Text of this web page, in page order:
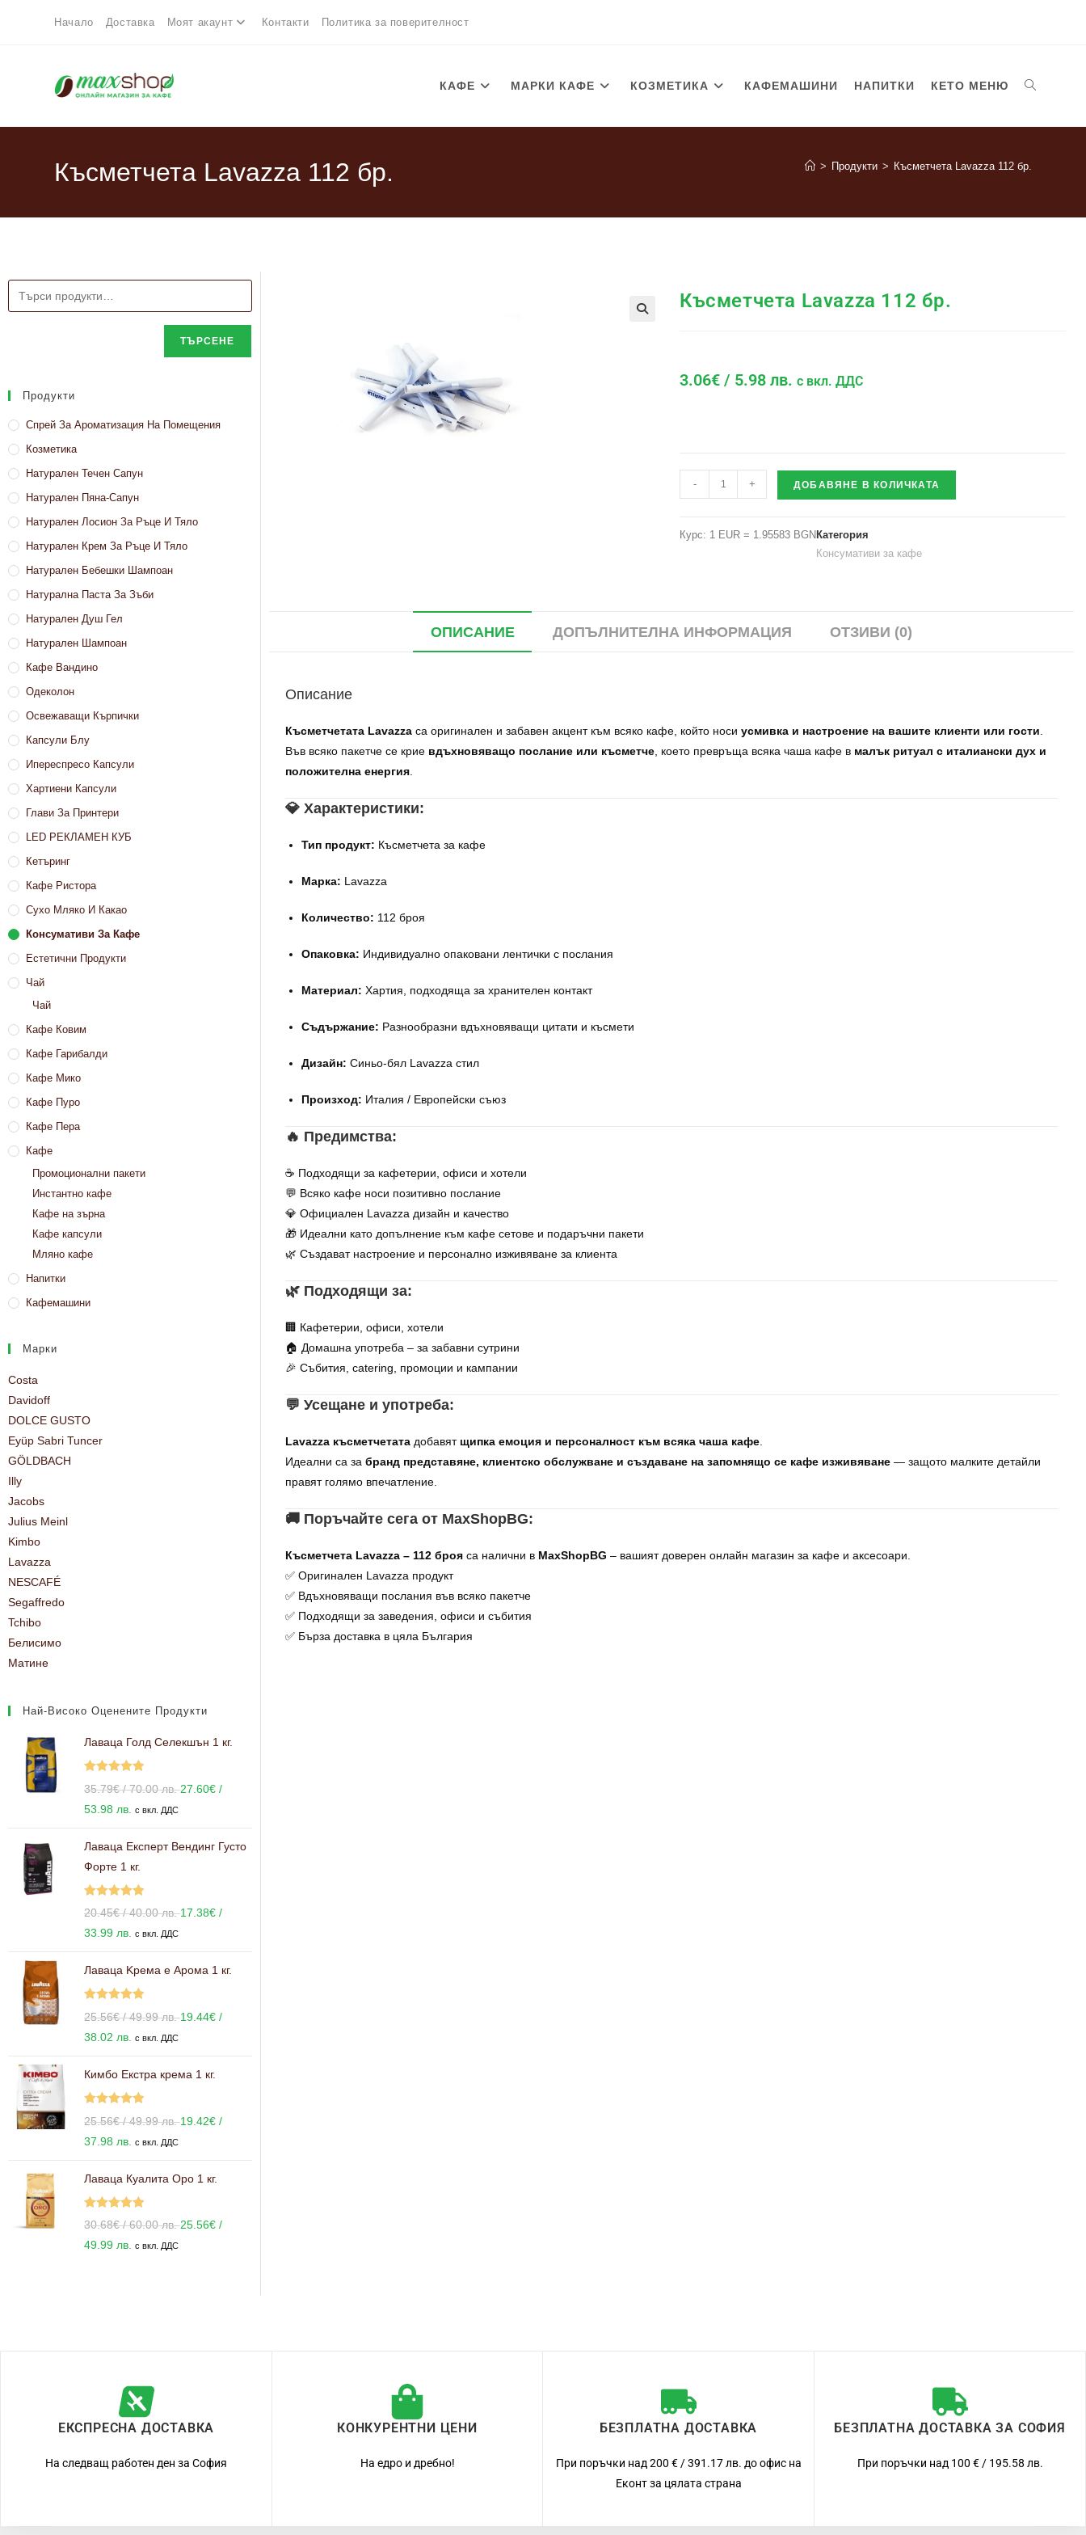
Начало Доставка Моят акаунт Контакти Политика за поверителност
КАФЕ МАРКИ КАФЕ КОЗМЕТИКА КАФЕМАШИНИ НАПИТКИ КЕТО МЕНЮ
Късметчета Lavazza 112 бр. > Продукти > Късметчета Lavazza 112 бр.
ТЪРСЕНЕ
Продукти
Спрей За Ароматизация На Помещения
Козметика
Натурален Течен Сапун
Натурален Пяна-Сапун
Натурален Лосион За Ръце И Тяло
Натурален Крем За Ръце И Тяло
Натурален Бебешки Шампоан
Натурална Паста За Зъби
Натурален Душ Гел
Натурален Шампоан
Кафе Вандино
Одеколон
Освежаващи Кърпички
Капсули Блу
Ипереспресо Капсули
Хартиени Капсули
Глави За Принтери
LED РЕКЛАМЕН КУБ
Кетъринг
Кафе Ристора
Сухо Мляко И Какао
Консумативи За Кафе
Естетични Продукти
Чай
Чай
Кафе Ковим
Кафе Гарибалди
Кафе Мико
Кафе Пуро
Кафе Пера
Кафе
Промоционални пакети
Инстантно кафе
Кафе на зърна
Кафе капсули
Мляно кафе
Напитки
Кафемашини
Марки
Costa
Davidoff
DOLCE GUSTO
Eyüp Sabri Tuncer
GÖLDBACH
Illy
Jacobs
Julius Meinl
Kimbo
Lavazza
NESCAFÉ
Segaffredo
Tchibo
Белисимо
Матине
Най-Високо Оценените Продукти
Лаваца Голд Селекшън 1 кг.
Оценено с
35.79€/ 70.00 лв.27.60€ /
53.98 лв.
с вкл. ДДС
Лаваца Експерт Вендинг Густо
Форте 1 кг.
Оценено с
20.45€/ 40.00 лв.17.38€ /
33.99 лв. с вкл. ДДС
Лаваца Kрема е Арома 1 кг.
Оценено с
25.56€/ 49.99 лв.19.44€ /
38.02 лв.
с вкл. ДДС
Кимбо Екстра крема 1 кг.
Оценено с
25.56€/ 49.99 лв.19.42€ /
37.98 лв.
с вкл. ДДС
Лаваца Куалита Оро 1 кг.
Оценено с
30.68€/ 60.00 лв.25.56€ /
49.99 лв. с вкл. ДДС
Късметчета Lavazza 112 бр.
3.06€ / 5.98 лв.с вкл. ДДС
- + ДОБАВЯНЕ В КОЛИЧКАТА
Курс: 1 EUR = 1.95583 BGN Категория
Консумативи за кафе
ОПИСАНИЕ ДОПЪЛНИТЕЛНА ИНФОРМАЦИЯ ОТЗИВИ (0)
Описание
Късметчетата Lavazzaса оригинален и забавен акцент към всяко кафе, който носи усмивка и настроение на вашите клиенти или гости
Във всяко пакетче се крие вдъхновяващо послание или късметче, което превръща всяка чаша кафе в малък ритуал с италиански дух и
положителна енергия.
💎 Характеристики:
Тип продукт: Късметчета за кафе
Марка: Lavazza
Количество: 112 броя
Опаковка: Индивидуално опаковани лентички с послания
Материал: Хартия, подходяща за хранителен контакт
Съдържание: Разнообразни вдъхновяващи цитати и късмети
Дизайн: Синьо-бял Lavazza стил
Произход: Италия / Европейски съюз
🔥 Предимства:
☕ Подходящи за кафетерии, офиси и хотели
💬 Всяко кафе носи позитивно послание
💎 Официален Lavazza дизайн и качество
🎁 Идеални като допълнение към кафе сетове и подаръчни пакети
🌿 Създават настроение и персонално изживяване за клиента
🌿 Подходящи за:
🏢 Кафетерии, офиси, хотели
🏠 Домашна употреба – за забавни сутрини
🎉 Събития, catering, промоции и кампании
💬 Усещане и употреба:
Lavazza късметчетатадобавят щипка емоция и персоналност към всяка чаша кафе.
Идеални са за бранд представяне, клиентско обслужване и създаване на запомнящо се кафе изживяване— защото малките детайли
правят голямо впечатление.
🚚 Поръчайте сега от MaxShopBG:
Късметчета Lavazza – 112 брояса налични в MaxShopBG – вашият доверен онлайн магазин за кафе и аксесоари.
✅ Оригинален Lavazza продукт
✅ Вдъхновяващи послания във всяко пакетче
✅ Подходящи за заведения, офиси и събития
✅ Бърза доставка в цяла България
ЕКСПРЕСНА ДОСТАВКА
На следващ работен ден за София
КОНКУРЕНТНИ ЦЕНИ
На едро и дребно!
БЕЗПЛАТНА ДОСТАВКА
При поръчки над 200 € / 391.17 лв. до офис на
Еконт за цялата страна
БЕЗПЛАТНА ДОСТАВКА ЗА СОФИЯ
При поръчки над 100 € / 195.58 лв.